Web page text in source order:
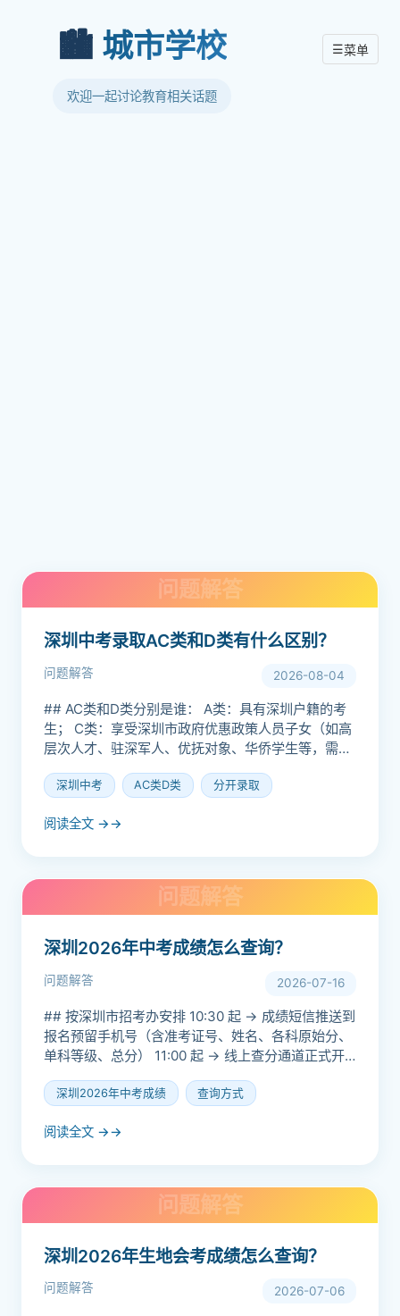
🏙️ 城市学校
欢迎一起讨论教育相关话题
☰菜单
深圳中考录取AC类和D类有什么区别？
问题解答 2026-08-04
## AC类和D类分别是谁： A类：具有深圳户籍的考
生； C类：享受深圳市政府优惠政策人员子女（如高
层次人才、驻深军人、优抚对象、华侨学生等，需提
考统一...
深圳中考 AC类D类 分开录取
阅读全文 →
深圳2026年中考成绩怎么查询？
问题解答 2026-07-16
## 按深圳市招考办安排 10:30 起​ → 成绩短信推送到
报名预留手机号（含准考证号、姓名、各科原始分、
单科等级、总分） 11:00 起​ → 线上查分通道正式开
深圳2026年中考成绩 查询方式
阅读全文 →
深圳2026年生地会考成绩怎么查询？
问题解答 2026-07-06